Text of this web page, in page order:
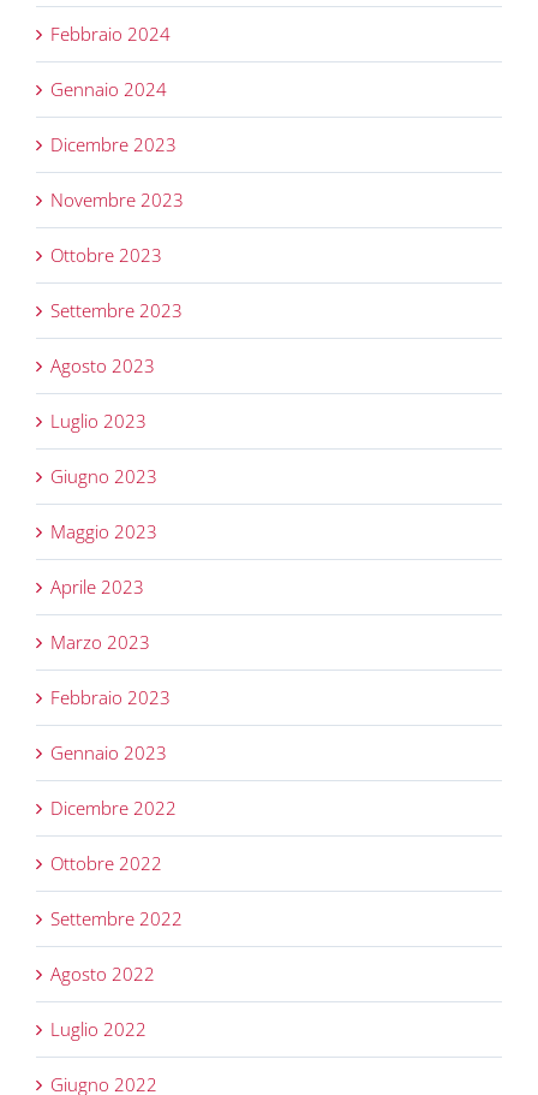
Febbraio 2024
Gennaio 2024
Dicembre 2023
Novembre 2023
Ottobre 2023
Settembre 2023
Agosto 2023
Luglio 2023
Giugno 2023
Maggio 2023
Aprile 2023
Marzo 2023
Febbraio 2023
Gennaio 2023
Dicembre 2022
Ottobre 2022
Settembre 2022
Agosto 2022
Luglio 2022
Giugno 2022